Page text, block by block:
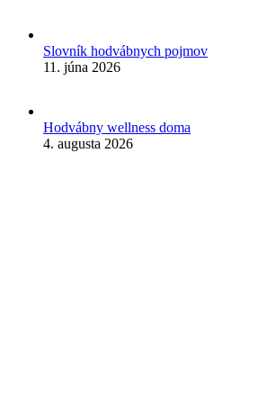
Slovník hodvábnych pojmov
11. júna 2026
Hodvábny wellness doma
4. augusta 2026